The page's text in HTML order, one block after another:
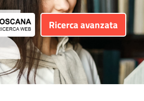
Ricerca avanzata